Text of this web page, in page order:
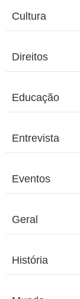
Cultura
Direitos
Educação
Entrevista
Eventos
Geral
História